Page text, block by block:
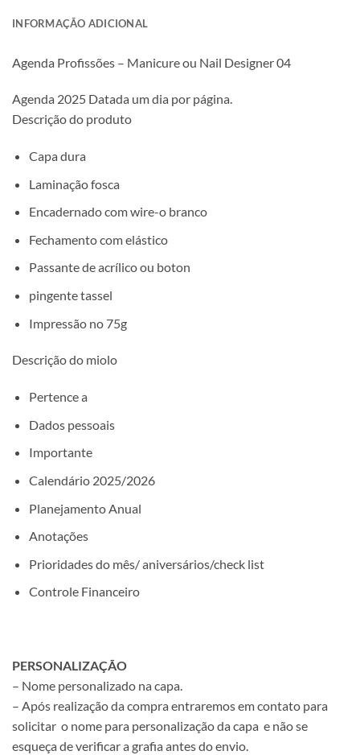
INFORMAÇÃO ADICIONAL
Agenda Profissões – Manicure ou Nail Designer 04
Agenda 2025 Datada um dia por página.
Descrição do produto
Capa dura
Laminação fosca
Encadernado com wire-o branco
Fechamento com elástico
Passante de acrílico ou boton
pingente tassel
Impressão no 75g
Descrição do miolo
Pertence a
Dados pessoais
Importante
Calendário 2025/2026
Planejamento Anual
Anotações
Prioridades do mês/ aniversários/check list
Controle Financeiro
PERSONALIZAÇÃO
– Nome personalizado na capa.
– Após realização da compra entraremos em contato para
solicitar o nome para personalização da capa e não se
esqueça de verificar a grafia antes do envio.